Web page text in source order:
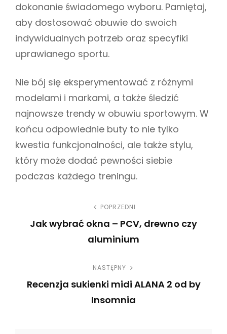
dokonanie świadomego wyboru. Pamiętaj,
aby dostosować obuwie do swoich
indywidualnych potrzeb oraz specyfiki
uprawianego sportu.
Nie bój się eksperymentować z różnymi
modelami i markami, a także śledzić
najnowsze trendy w obuwiu sportowym. W
końcu odpowiednie buty to nie tylko
kwestia funkcjonalności, ale także stylu,
który może dodać pewności siebie
podczas każdego treningu.
POPRZEDNI
Jak wybrać okna – PCV, drewno czy
aluminium
NASTĘPNY
Recenzja sukienki midi ALANA 2 od by
Insomnia